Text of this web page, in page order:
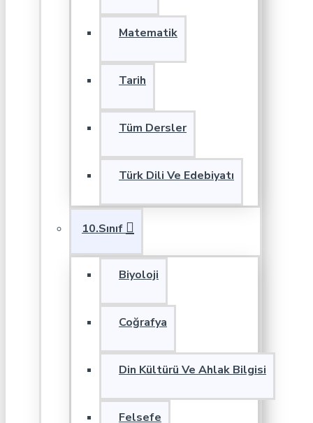
Matematik
Tarih
Tüm Dersler
Türk Dili Ve Edebiyatı
10.Sınıf
Biyoloji
Coğrafya
Din Kültürü Ve Ahlak Bilgisi
Felsefe